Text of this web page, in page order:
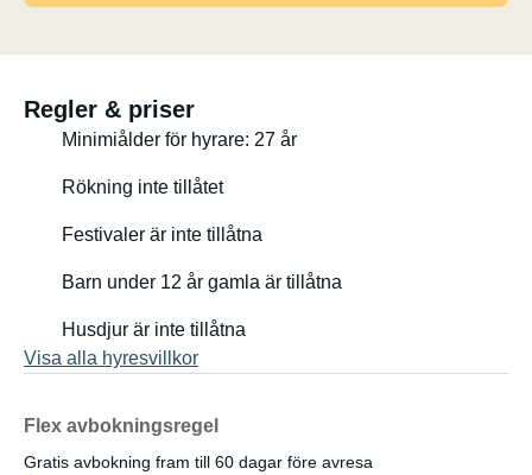
Regler & priser
Minimiålder för hyrare: 27 år
Rökning inte tillåtet
Festivaler är inte tillåtna
Barn under 12 år gamla är tillåtna
Husdjur är inte tillåtna
Visa alla hyresvillkor
Flex avbokningsregel
Gratis avbokning fram till 60 dagar före avresa